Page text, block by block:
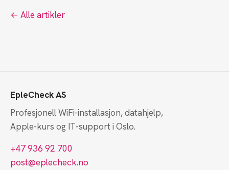
← Alle artikler
EpleCheck AS
Profesjonell WiFi-installasjon, datahjelp,
Apple-kurs og IT-support i Oslo.
+47 936 92 700
post@eplecheck.no